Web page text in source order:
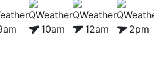
10am 12am 2pm